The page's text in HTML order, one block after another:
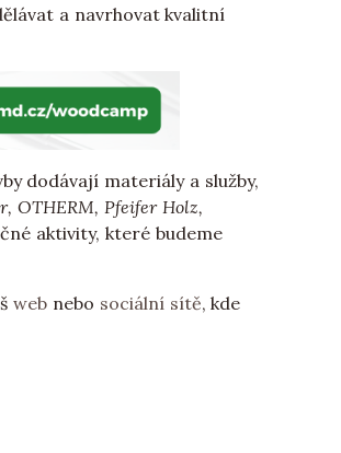
a navrhovat kvalitní
dodávají materiály a služby,
OTHERM, Pfeifer Holz,
aktivity, které budeme
web nebo sociální sítě, kde